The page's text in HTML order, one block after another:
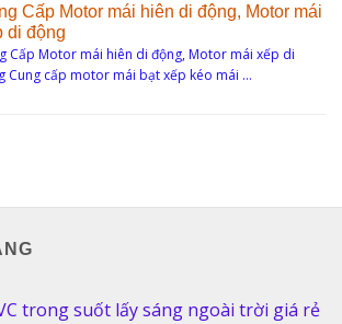
Cấp Motor mái hiên di động, Motor mái
di động
Cấp Motor mái hiên di động, Motor mái xếp di
Cung cấp motor mái bạt xếp kéo mái …
trong suốt lấy sáng ngoài trời giá rẻ